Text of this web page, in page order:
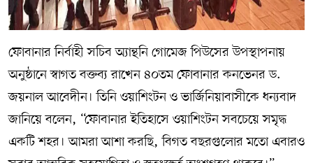
ফোবানার নির্বাহী সচিব অ্যান্থনি গোমেজ পিউসের উপস্থাপনায়
অনুষ্ঠানে স্বাগত বক্তব্য রাখেন ৪০তম ফোবানার কনভেনর ড.
জয়নাল আবেদীন। তিনি ওয়াশিংটন ও ভার্জিনিয়াবাসীকে ধন্যবাদ
জানিয়ে বলেন, “ফোবানার ইতিহাসে ওয়াশিংটন সবচেয়ে সমৃদ্ধ
একটি শহর। আমরা আশা করছি, বিগত বছরগুলোর মতো এবারও